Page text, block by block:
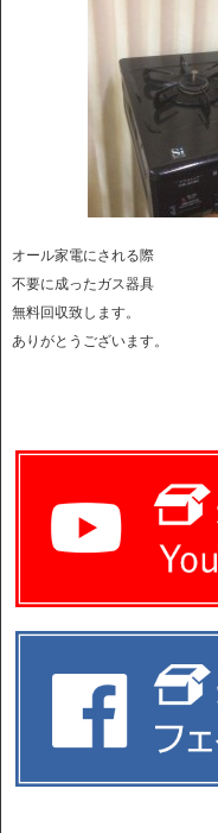
オール家電にされる際
不要に成ったガス器具
無料回収致します。
ありがとうございます。